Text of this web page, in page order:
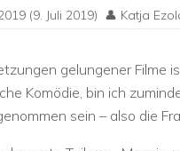
(9. Juli 2019) Katja
gelungener Filme
Komödie, bin ich
sein – also die